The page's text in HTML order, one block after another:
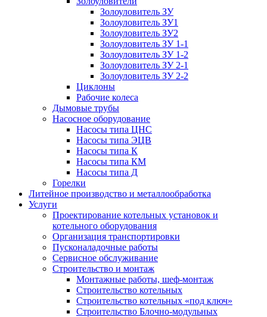
Золоуловитель ЗУ
Золоуловитель ЗУ1
Золоуловитель ЗУ2
Золоуловитель ЗУ 1-1
Золоуловитель ЗУ 1-2
Золоуловитель ЗУ 2-1
Золоуловитель ЗУ 2-2
Циклоны
Рабочие колеса
Дымовые трубы
Насосное оборудование
Насосы типа ЦНС
Насосы типа ЭЦВ
Насосы типа К
Насосы типа КМ
Насосы типа Д
Горелки
Литейное производство и металлообработка
Услуги
Проектирование котельных установок и
котельного оборудования
Организация транспортировки
Пусконаладочные работы
Сервисное обслуживание
Строительство и монтаж
Монтажные работы, шеф-монтаж
Строительство котельных
Строительство котельных «под ключ»
Строительство Блочно-модульных